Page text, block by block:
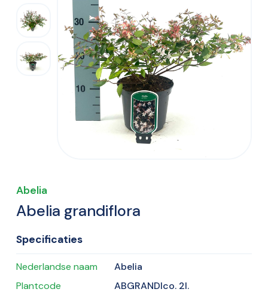
Abelia
Abelia grandiflora
Specificaties
Nederlandse naam
Abelia
Plantcode
ABGRANDIco. 2l.